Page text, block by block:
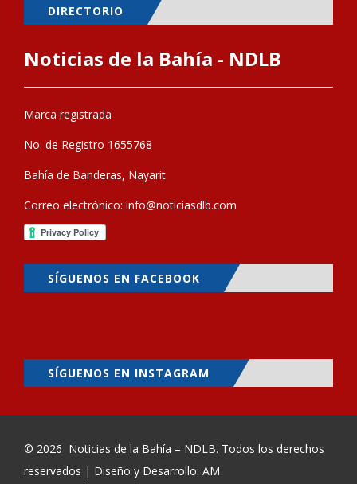
DIRECTORIO
Noticias de la Bahía - NDLB
Marca registrada
No. de Registro 1655768
Bahía de Banderas, Nayarit
Correo electrónico: info@noticiasdlb.com
SÍGUENOS EN FACEBOOK
SÍGUENOS EN INSTAGRAM
© 2026 Noticias de la Bahía – NDLB. Todos los derechos
reservados | Diseño y Desarrollo: AM